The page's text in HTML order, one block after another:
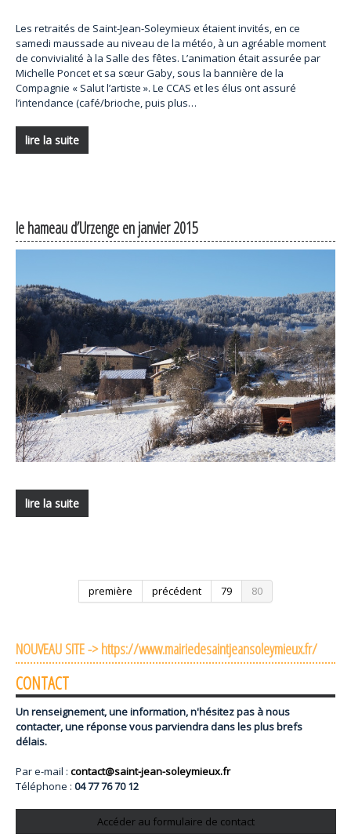
Les retraités de Saint-Jean-Soleymieux étaient invités, en ce
samedi maussade au niveau de la météo, à un agréable moment
de convivialité à la Salle des fêtes. L’animation était assurée par
Michelle Poncet et sa sœur Gaby, sous la bannière de la
Compagnie « Salut l’artiste ». Le CCAS et les élus ont assuré
l’intendance (café/brioche, puis plus…
lire la suite
le hameau d’Urzenge en janvier 2015
lire la suite
première précédent 79 80
NOUVEAU SITE -> https://www.mairiedesaintjeansoleymieux.fr/
CONTACT
Un renseignement, une information, n'hésitez pas à nous
contacter, une réponse vous parviendra dans les plus brefs
délais.
Par e-mail : contact@saint-jean-soleymieux.fr
Téléphone : 04 77 76 70 12
Accéder au formulaire de contact